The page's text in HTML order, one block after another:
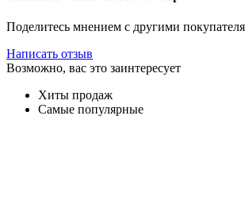
Поделитесь мнением с другими
Написать отзыв
Возможно, вас это заинтересует
Хиты продаж
Самые популярные